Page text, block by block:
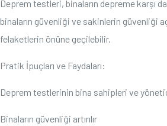
Deprem testleri, binaların depreme karşı
binaların güvenliği ve sakinlerin güvenliği
felaketlerin önüne geçilebilir.
Pratik İpuçları ve Faydaları:
Deprem testlerinin bina sahipleri ve
Binaların güvenliği artırılır